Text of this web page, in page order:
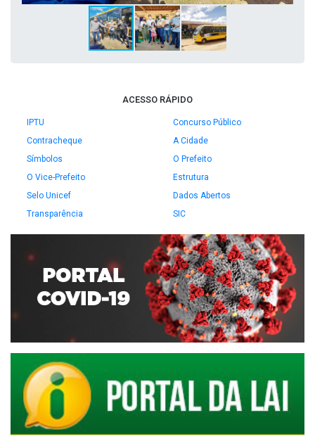
ACESSO RÁPIDO
IPTU
Concurso Público
Contracheque
A Cidade
Símbolos
O Prefeito
O Vice-Prefeito
Estrutura
Selo Unicef
Dados Abertos
Transparência
SIC